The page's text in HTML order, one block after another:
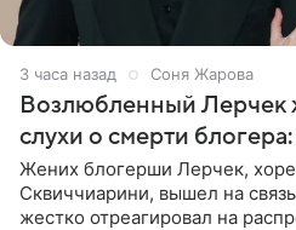
3 часа назад Соня Жарова
Возлюбленный Лерчек
слухи о смерти
Жених блогерши Лерчек,
Сквиччиарини, вышел на
жестко отреагировал на